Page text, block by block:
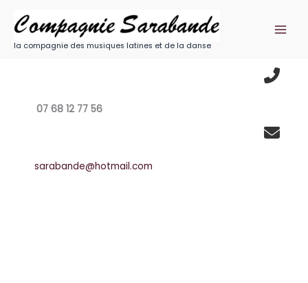
contenu
la compagnie des musiques latines et de la danse
07 68 12 77 56
sarabande@hotmail.com